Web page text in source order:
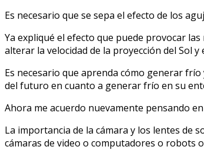
Es necesario que se sepa el efecto de los
Ya expliqué el efecto que puede provocar
alterar la velocidad de la proyección del Sol y
Es necesario que aprenda cómo generar
del futuro en cuanto a generar frío en su
Ahora me acuerdo nuevamente pensando
La importancia de la cámara y los lentes de
cámaras de video o computadores o robots